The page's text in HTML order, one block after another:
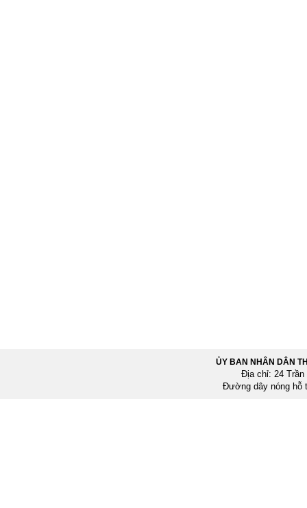
ỦY BAN NHÂN DÂN
Địa chỉ: 24 Trần
Đường dây nóng